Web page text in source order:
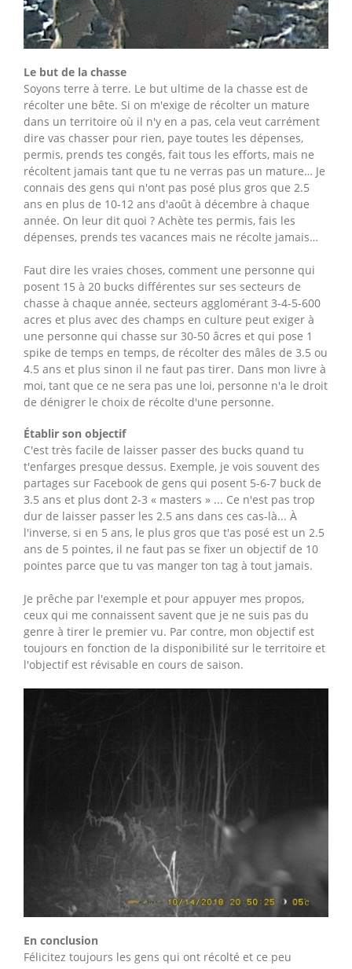
Le but de la chasse
Soyons terre à terre. Le but ultime de la chasse est de
récolter une bête. Si on m'exige de récolter un mature
dans un territoire où il n'y en a pas, cela veut carrément
dire vas chasser pour rien, paye toutes les dépenses,
permis, prends tes congés, fait tous les efforts, mais ne
récoltent jamais tant que tu ne verras pas un mature… Je
connais des gens qui n'ont pas posé plus gros que 2.5
ans en plus de 10-12 ans d'août à décembre à chaque
année. On leur dit quoi ? Achète tes permis, fais les
dépenses, prends tes vacances mais ne récolte jamais…
Faut dire les vraies choses, comment une personne qui
posent 15 à 20 bucks différentes sur ses secteurs de
chasse à chaque année, secteurs agglomérant 3-4-5-600
acres et plus avec des champs en culture peut exiger à
une personne qui chasse sur 30-50 âcres et qui pose 1
spike de temps en temps, de récolter des mâles de 3.5 ou
4.5 ans et plus sinon il ne faut pas tirer. Dans mon livre à
moi, tant que ce ne sera pas une loi, personne n'a le droit
de dénigrer le choix de récolte d'une personne.
Établir son objectif
C'est très facile de laisser passer des bucks quand tu
t'enfarges presque dessus. Exemple, je vois souvent des
partages sur Facebook de gens qui posent 5-6-7 buck de
3.5 ans et plus dont 2-3 « masters » ... Ce n'est pas trop
dur de laisser passer les 2.5 ans dans ces cas-là... À
l'inverse, si en 5 ans, le plus gros que t'as posé est un 2.5
ans de 5 pointes, il ne faut pas se fixer un objectif de 10
pointes parce que tu vas manger ton tag à tout jamais.
Je prêche par l'exemple et pour appuyer mes propos,
ceux qui me connaissent savent que je ne suis pas du
genre à tirer le premier vu. Par contre, mon objectif est
toujours en fonction de la disponibilité sur le territoire et
l'objectif est révisable en cours de saison.
En conclusion
Félicitez toujours les gens qui ont récolté et ce peu